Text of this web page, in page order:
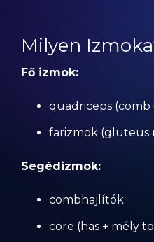
Milyen
Fő izmok:
quadriceps (comb
farizmok (gluteus
Segédizmok:
combhajlítók
core (has + mély